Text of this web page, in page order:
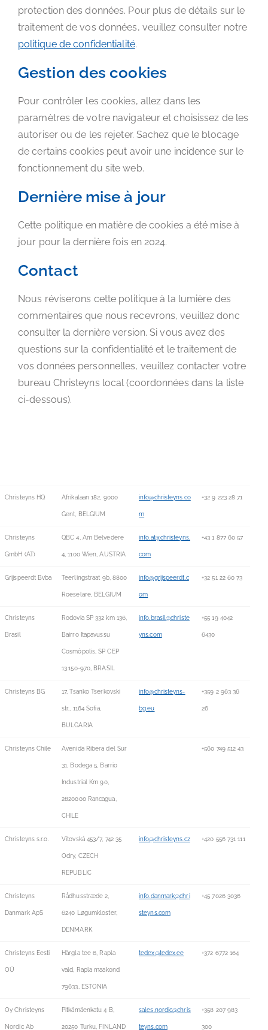
protection des données. Pour plus de détails sur le
traitement de vos données, veuillez consulter notre
politique de confidentialité.
Gestion des cookies
Pour contrôler les cookies, allez dans les
paramètres de votre navigateur et choisissez de les
autoriser ou de les rejeter. Sachez que le blocage
de certains cookies peut avoir une incidence sur le
fonctionnement du site web.
Dernière mise à jour
Cette politique en matière de cookies a été mise à
jour pour la dernière fois en 2024.
Contact
Nous réviserons cette politique à la lumière des
commentaires que nous recevrons, veuillez donc
consulter la dernière version. Si vous avez des
questions sur la confidentialité et le traitement de
vos données personnelles, veuillez contacter votre
bureau Christeyns local (coordonnées dans la liste
ci-dessous).
Christeyns HQ Afrikalaan 182, 9000
Gent, BELGIUM
info@christeyns.co
m
+32 9 223 28 71
Christeyns
GmbH (AT)
QBC 4, Am Belvedere
4, 1100 Wien, AUSTRIA
info.at@christeyns.
com
+43 1 877 60 57
Grijspeerdt Bvba Teerlingstraat 9b, 8800
Roeselare, BELGIUM
info@grijspeerdt.c
om
+32 51 22 60 73
Christeyns
Brasil
Rodovia SP 332 km 136,
Bairro Itapavussu
Cosmópolis, SP CEP
13.150-970, BRASIL
info.brasil@christe
yns.com
+55 19 4042
6430
Christeyns BG 17, Tsanko Tserkovski
str., 1164 Sofia,
BULGARIA
info@christeyns-
bg.eu
+359 2 963 36
26
Christeyns Chile Avenida Ribera del Sur
31, Bodega 5, Barrio
Industrial Km 90,
2820000 Rancagua,
CHILE
+560 749 512 43
Christeyns s.r.o. Vitovská 453/7, 742 35
Odry, CZECH
REPUBLIC
info@christeyns.cz +420 556 731 111
Christeyns
Danmark ApS
Rådhusstræde 2,
6240 Løgumkloster,
DENMARK
info.danmark@chri
steyns.com
+45 7026 3036
Christeyns Eesti
OÜ
Härgla tee 6, Rapla
vald, Rapla maakond
79633, ESTONIA
tedex@tedex.ee +372 6772 164
Oy Christeyns
Nordic Ab
Pitkämäenkatu 4 B,
20250 Turku, FINLAND
sales.nordic@chris
teyns.com
+358 207 983
300